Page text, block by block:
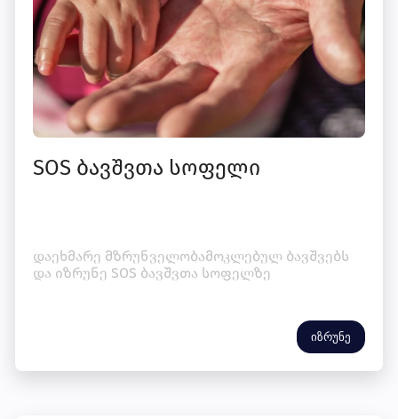
SOS ბავშვთა სოფელი
დაეხმარე მზრუნველობამოკლებულ ბავშვებს
და იზრუნე SOS ბავშვთა სოფელზე
იზრუნე